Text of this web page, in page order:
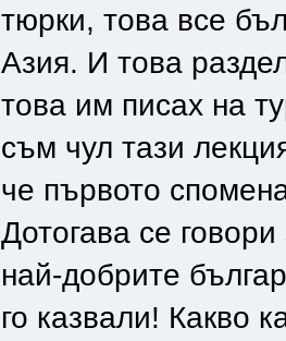
тюрки, това все
Азия. И това
това им писах на
съм чул тази
че първото
Дотогава се
най-добрите
го казвали! Какво